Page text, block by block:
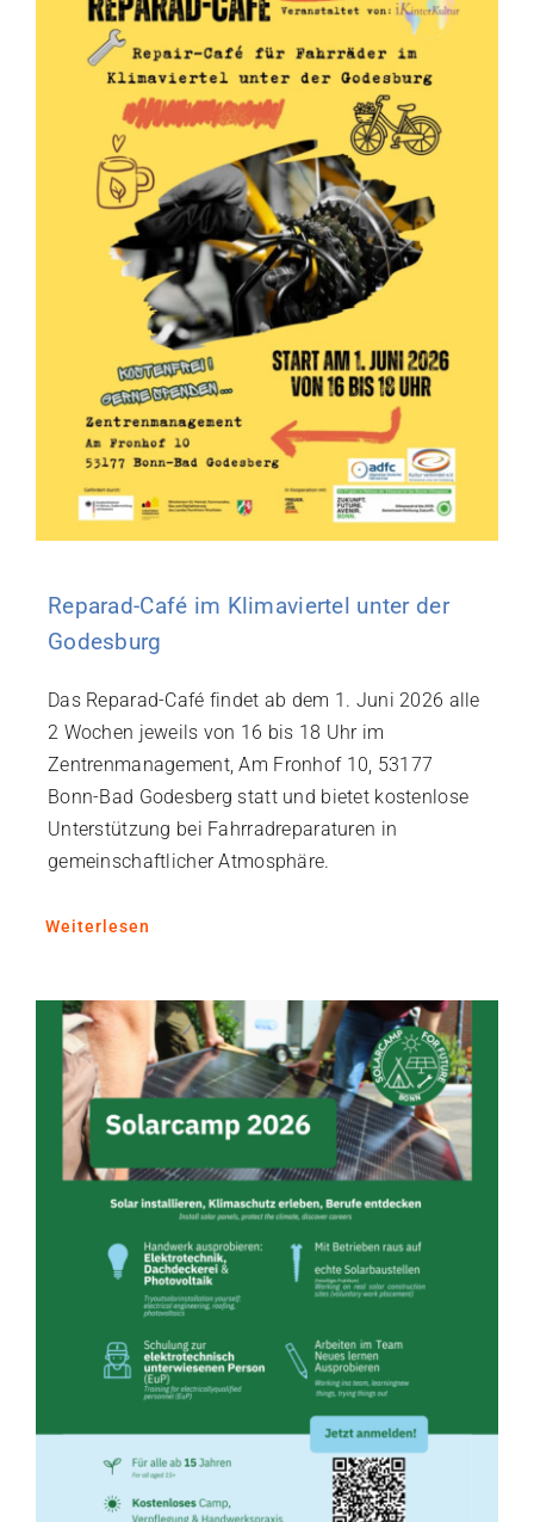
Reparad-Café im Klimaviertel unter der
Godesburg
Das Reparad-Café findet ab dem 1. Juni 2026 alle
2 Wochen jeweils von 16 bis 18 Uhr im
Zentrenmanagement, Am Fronhof 10, 53177
Bonn-Bad Godesberg statt und bietet kostenlose
Unterstützung bei Fahrradreparaturen in
gemeinschaftlicher Atmosphäre.
Weiterlesen